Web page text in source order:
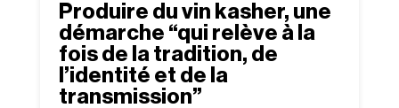
Produire du vin kasher, une
démarche “qui relève à la
fois de la tradition, de
l’identité et de la
transmission”